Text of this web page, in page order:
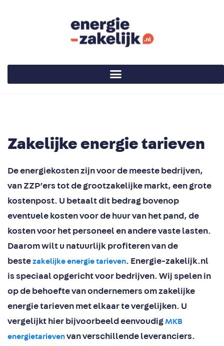
Zakelijke energie tarieven
De energiekosten zijn voor de meeste bedrijven,
van ZZP’ers tot de grootzakelijke markt, een grote
kostenpost. U betaalt dit bedrag bovenop
eventuele kosten voor de huur van het pand, de
kosten voor het personeel en andere vaste lasten.
Daarom wilt u natuurlijk profiteren van de
bestezakelijke energie tarieven. Energie-zakelijk.nl
is speciaal opgericht voor bedrijven. Wij spelen in
op de behoefte van ondernemers om zakelijke
energie tarieven met elkaar te vergelijken. U
vergelijkt hier bijvoorbeeld eenvoudig MKB
energietarievenvan verschillende leveranciers.